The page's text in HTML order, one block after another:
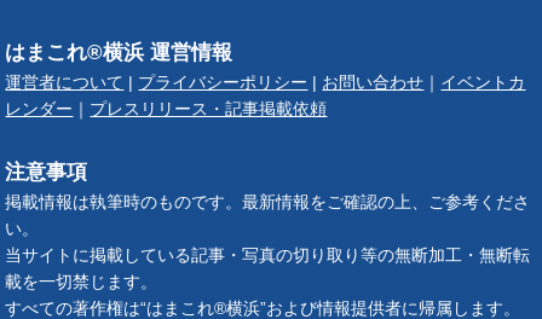
はまこれ®横浜 運営情報
運営者について プライバシーポリシー お問い合わせ
イベントカ
レンダー
プレスリリース・記事掲載依頼
注意事項
掲載情報は執筆時のものです。最新情報をご確認の上、ご参考くださ
い。
当サイトに掲載している記事・写真の切り取り等の無断加工・無断転
載を一切禁じます。
すべての著作権は“はまこれ®横浜”および情報提供者に帰属します。